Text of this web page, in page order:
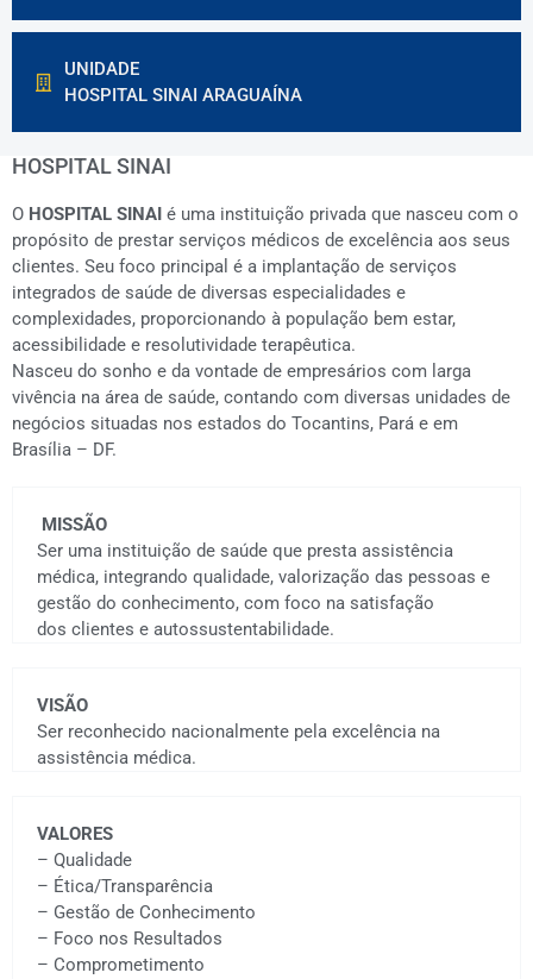
UNIDADE
HOSPITAL SINAI ARAGUAÍNA
HOSPITAL SINAI
O HOSPITAL SINAI é uma instituição privada que nasceu com o
propósito de prestar serviços médicos de excelência aos seus
clientes. Seu foco principal é a implantação de serviços
integrados de saúde de diversas especialidades e
complexidades, proporcionando à população bem estar,
acessibilidade e resolutividade terapêutica.
Nasceu do sonho e da vontade de empresários com larga
vivência na área de saúde, contando com diversas unidades de
negócios situadas nos estados do Tocantins, Pará e em
Brasília – DF.
MISSÃO
Ser uma instituição de saúde que presta assistência
médica, integrando qualidade, valorização das pessoas e
gestão do conhecimento, com foco na satisfação
dos clientes e autossustentabilidade.
VISÃO
Ser reconhecido nacionalmente pela excelência na
assistência médica.
VALORES
– Qualidade
– Ética/Transparência
– Gestão de Conhecimento
– Foco nos Resultados
– Comprometimento